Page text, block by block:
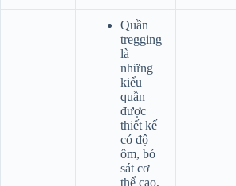
Quần
tregging
là
những
kiểu
quần
được
thiết kế
có độ
ôm, bó
sát cơ
thể cao,